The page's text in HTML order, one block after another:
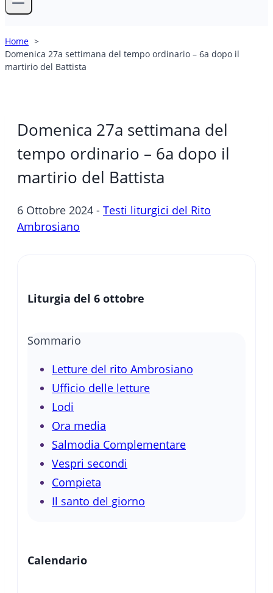
Home
Domenica 27a settimana del tempo ordinario – 6a dopo il
martirio del Battista
Domenica 27a settimana del
tempo ordinario – 6a dopo il
martirio del Battista
6 Ottobre 2024 - Testi liturgici del Rito
Ambrosiano
Liturgia del 6 ottobre
Sommario
Letture del rito Ambrosiano
Ufficio delle letture
Lodi
Ora media
Salmodia Complementare
Vespri secondi
Compieta
Il santo del giorno
Calendario